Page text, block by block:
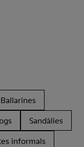
Ballarines
Sandàlies
informals